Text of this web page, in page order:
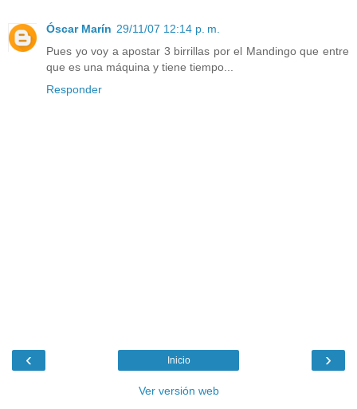
Óscar Marín 29/11/07 12:14 p. m.
Pues yo voy a apostar 3 birrillas por el Mandingo que entre
que es una máquina y tiene tiempo...
Responder
‹ ›
Inicio
Ver versión web